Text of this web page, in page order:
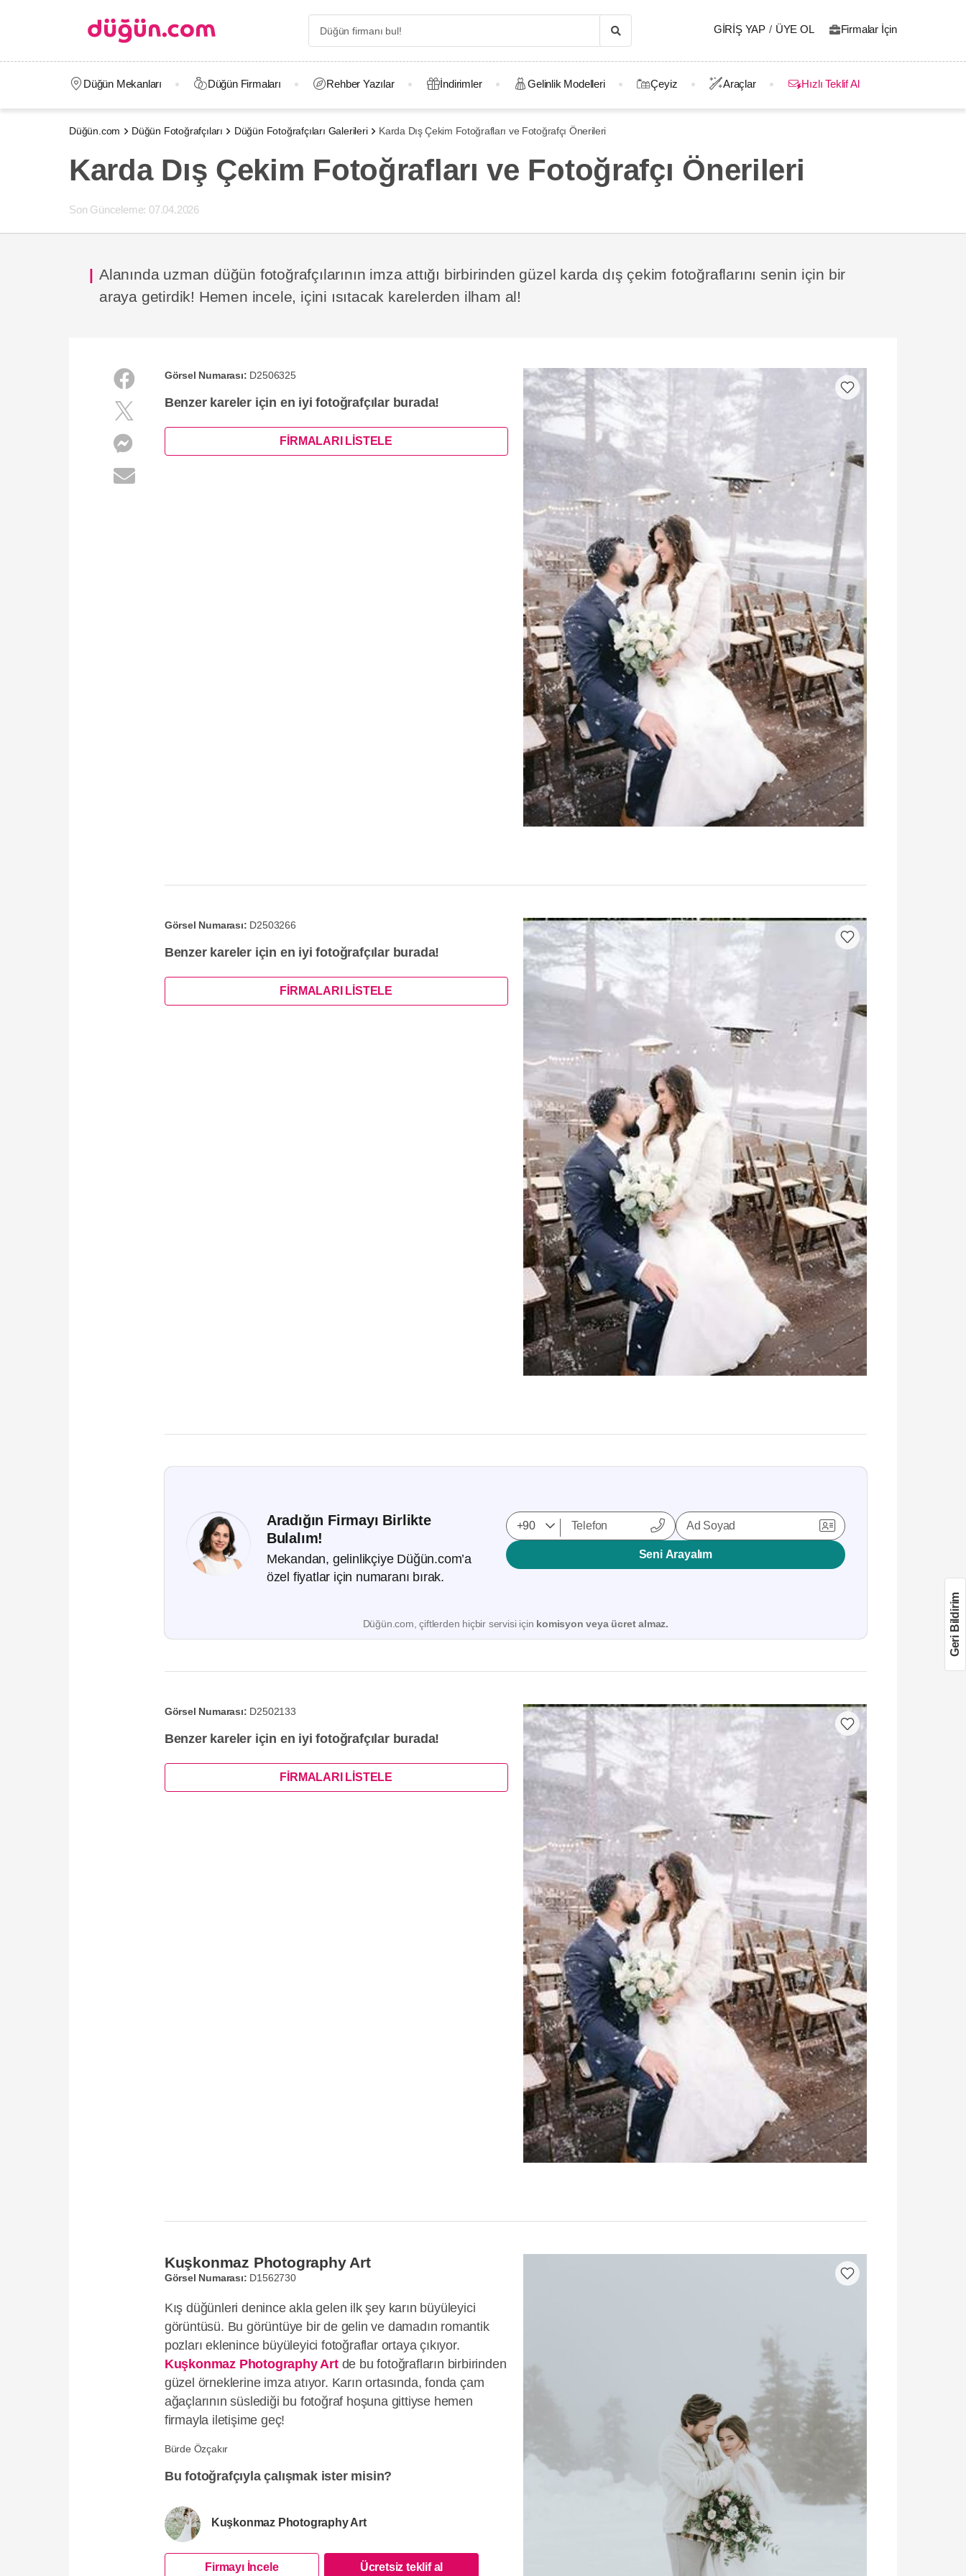
GIRIŞ YAP / ÜYE OL Firmalar İçin
Düğün Mekanları Düğün Firmaları Rehber Yazılar İndirimler Gelinlik Modelleri Çeyiz Araçlar Hızlı Teklif Al
Düğün.com Düğün Fotoğrafçıları Düğün Fotoğrafçıları Galerileri Karda Dış Çekim Fotoğrafları ve Fotoğrafçı Önerileri
Karda Dış Çekim Fotoğrafları ve Fotoğrafçı Önerileri
Son Günceleme: 07.04.2026
Alanında uzman düğün fotoğrafçılarının imza attığı birbirinden güzel karda dış çekim fotoğraflarını senin için bir
araya getirdik! Hemen incele, içini ısıtacak karelerden ilham al!
Görsel Numarası: D2506325
Benzer kareler için en iyi fotoğrafçılar burada!
FİRMALARI LİSTELE
Görsel Numarası: D2503266
Benzer kareler için en iyi fotoğrafçılar burada!
FİRMALARI LİSTELE
Aradığın Firmayı Birlikte
Bulalım!
Mekandan, gelinlikçiye Düğün.com’a
özel fiyatlar için numaranı bırak.
Ad Soyad
Seni Arayalım
Düğün.com, çiftlerden hiçbir servisi için komisyon veya ücret almaz.
Görsel Numarası: D2502133
Benzer kareler için en iyi fotoğrafçılar burada!
FİRMALARI LİSTELE
Kuşkonmaz Photography Art
Görsel Numarası: D1562730
Kış düğünleri denince akla gelen ilk şey karın büyüleyici
görüntüsü. Bu görüntüye bir de gelin ve damadın romantik
pozları eklenince büyüleyici fotoğraflar ortaya çıkıyor.
Kuşkonmaz Photography Artde bu fotoğrafların birbirinden
güzel örneklerine imza atıyor. Karın ortasında, fonda çam
ağaçlarının süslediği bu fotoğraf hoşuna gittiyse hemen
firmayla iletişime geç!
Bürde Özçakır
Bu fotoğrafçıyla çalışmak ister misin?
Kuşkonmaz Photography Art
Firmayı İncele Ücretsiz teklif al
Geri Bildirim